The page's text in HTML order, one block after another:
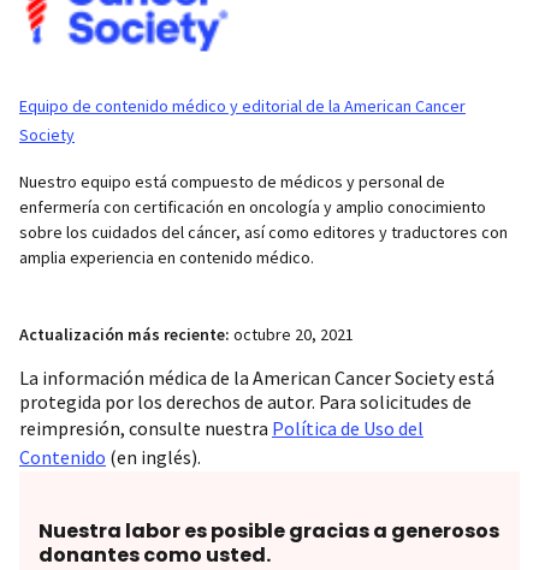
Equipo de contenido médico y editorial de la American Cancer
Society
Nuestro equipo está compuesto de médicos y personal de
enfermería con certificación en oncología y amplio conocimiento
sobre los cuidados del cáncer, así como editores y traductores con
amplia experiencia en contenido médico.
Actualización más reciente: octubre 20, 2021
La información médica de la American Cancer Society está
protegida por los derechos de autor. Para solicitudes de
reimpresión, consulte nuestra Política de Uso del
Contenido (en inglés).
Nuestra labor es posible gracias a generosos
donantes como usted.